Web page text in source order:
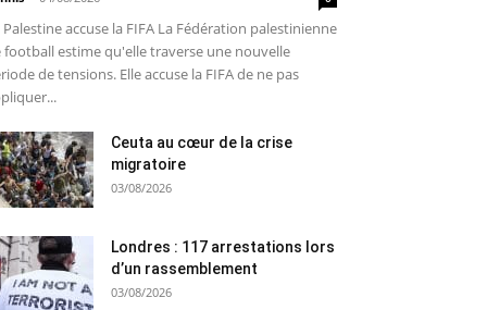
Palestine accuse la FIFA La Fédération palestinienne
football estime qu'elle traverse une nouvelle
de tensions. Elle accuse la FIFA de ne pas
Ceuta au cœur de la crise
migratoire
03/08/2026
Londres : 117 arrestations lors
d’un rassemblement
03/08/2026